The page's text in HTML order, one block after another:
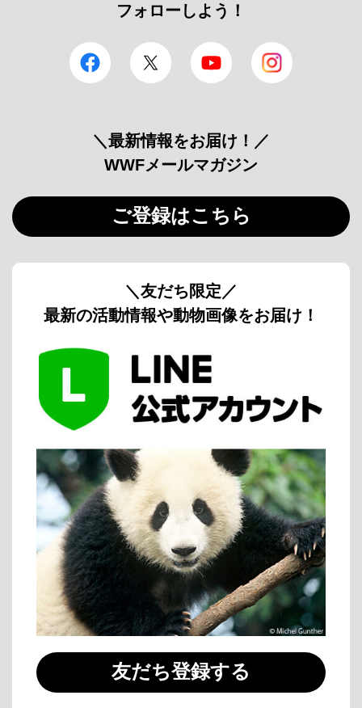
フォローしよう！
facebook Twitter YouTube
＼最新情報をお届け！／
WWFメールマガジン
ご登録はこちら
＼友だち限定／
最新の活動情報や動物画像をお届け！
友だち登録する